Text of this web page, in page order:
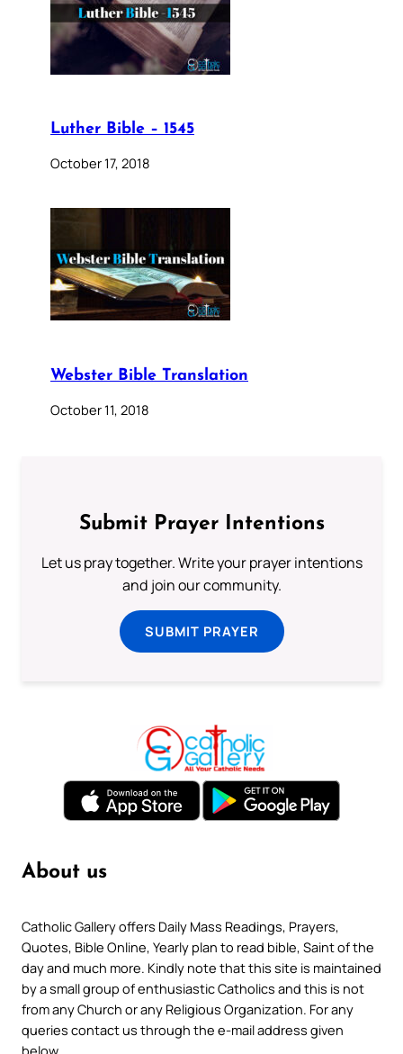
Luther Bible – 1545
October 17, 2018
Webster Bible Translation
October 11, 2018
Submit Prayer Intentions
Let us pray together. Write your prayer intentions
and join our community.
SUBMIT PRAYER
About us
Catholic Gallery offers Daily Mass Readings, Prayers,
Quotes, Bible Online, Yearly plan to read bible, Saint of the
day and much more. Kindly note that this site is maintained
by a small group of enthusiastic Catholics and this is not
from any Church or any Religious Organization. For any
queries contact us through the e-mail address given
below.